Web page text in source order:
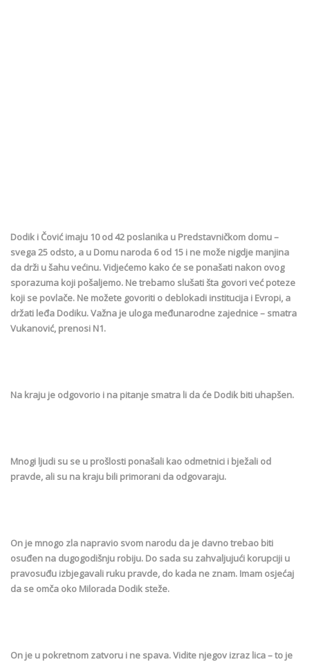
Dodik i Čović imaju 10 od 42 poslanika u Predstavničkom domu –
svega 25 odsto, a u Domu naroda 6 od 15 i ne može nigdje manjina
da drži u šahu većinu. Vidjećemo kako će se ponašati nakon ovog
sporazuma koji pošaljemo. Ne trebamo slušati šta govori već poteze
koji se povlače. Ne možete govoriti o deblokadi institucija i Evropi, a
držati leđa Dodiku. Važna je uloga međunarodne zajednice – smatra
Vukanović, prenosi N1.
Na kraju je odgovorio i na pitanje smatra li da će Dodik biti uhapšen.
Mnogi ljudi su se u prošlosti ponašali kao odmetnici i bježali od
pravde, ali su na kraju bili primorani da odgovaraju.
On je mnogo zla napravio svom narodu da je davno trebao biti
osuđen na dugogodišnju robiju. Do sada su zahvaljujući korupciji u
pravosuđu izbjegavali ruku pravde, do kada ne znam. Imam osjećaj
da se omča oko Milorada Dodik steže.
On je u pokretnom zatvoru i ne spava. Vidite njegov izraz lica – to je